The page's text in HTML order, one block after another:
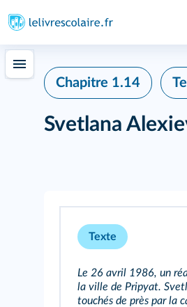
Chapitre 1.14
Svetlana
Texte
Le 26 avril 1986, un
la ville de Pripyat.
touchés de près par la